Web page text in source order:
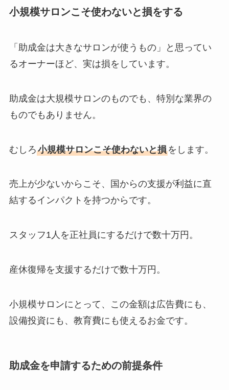
小規模サロンこそ使わないと損をする
「助成金は大きなサロンが使うもの」と思ってい
るオーナーほど、実は損をしています。
助成金は大規模サロンのものでも、特別な業界の
ものでもありません。
むしろ小規模サロンこそ使わないと損をします。
売上が少ないからこそ、国からの支援が利益に直
結するインパクトを持つからです。
スタッフ1人を正社員にするだけで数十万円。
産休復帰を支援するだけで数十万円。
小規模サロンにとって、この金額は広告費にも、
設備投資にも、教育費にも使えるお金です。
助成金を申請するための前提条件